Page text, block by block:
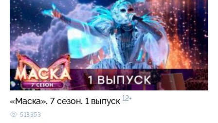
«Маска». 7 сезон. 1 выпуск 12+
513353